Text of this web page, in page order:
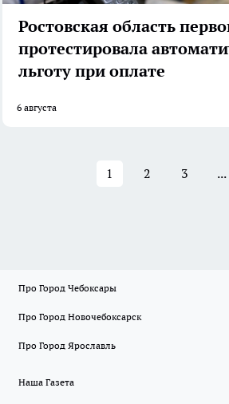
Ростовская область
протестировала
льготу при оплате
6 августа
1 2 3 ...
Про Город Чебоксары
Про Город Новочебоксарск
Про Город Ярославль
Наша Газета